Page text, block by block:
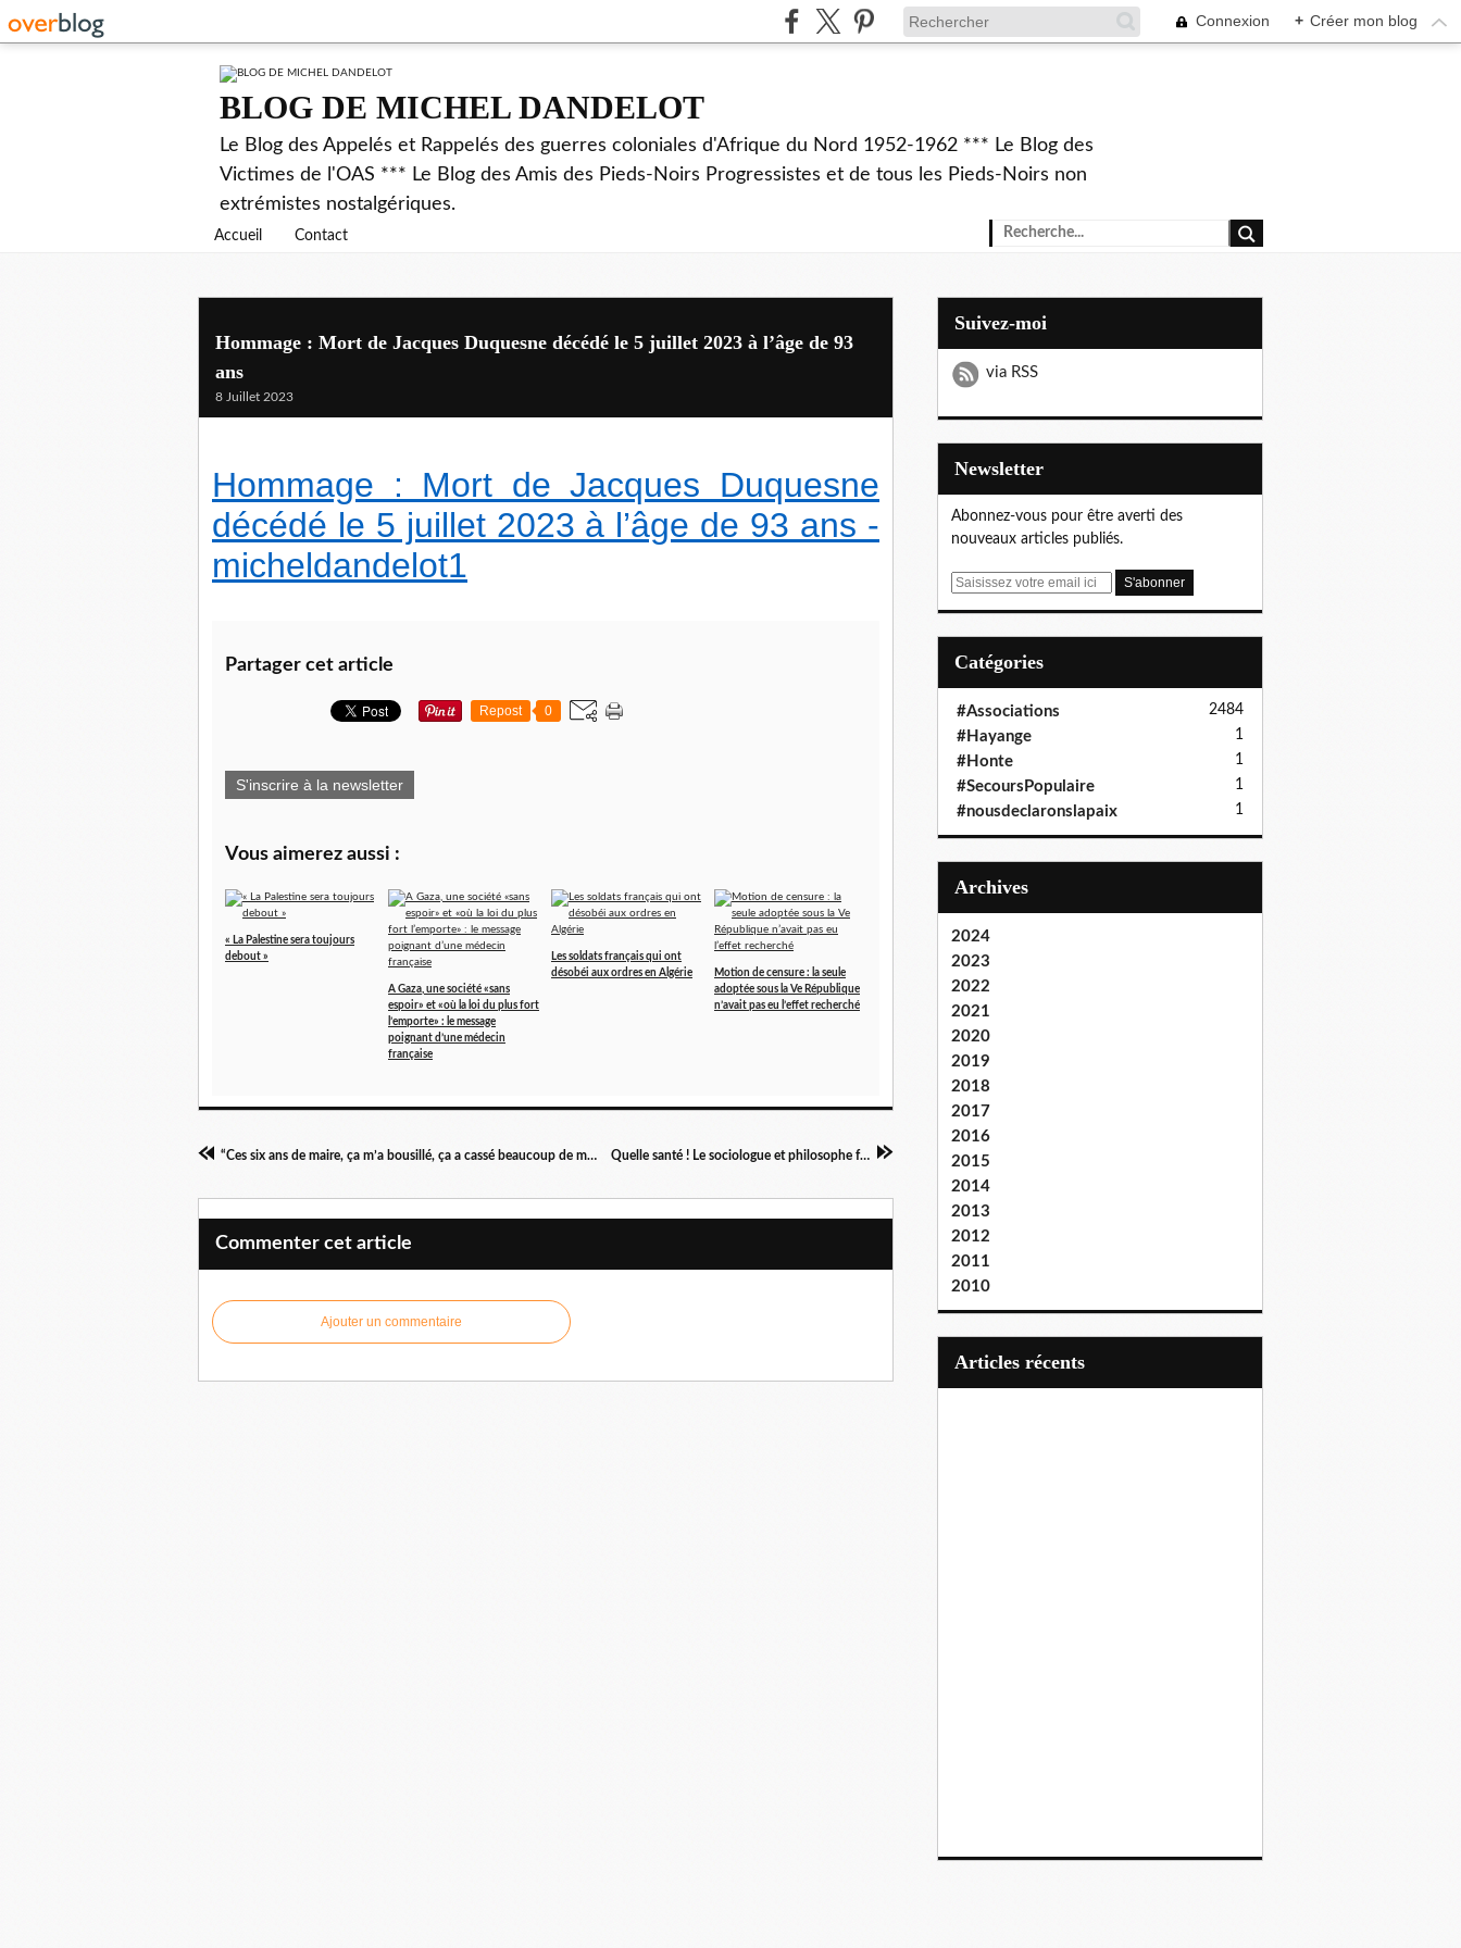
Connexion + Créer mon blog
BLOG DE MICHEL DANDELOT
Le Blog des Appelés et Rappelés des guerres coloniales d'Afrique du Nord 1952-1962 *** Le Blog des
Victimes de l'OAS *** Le Blog des Amis des Pieds-Noirs Progressistes et de tous les Pieds-Noirs non
extrémistes nostalgériques.
Accueil Contact
Hommage : Mort de Jacques Duquesne décédé le 5 juillet 2023 à l’âge de 93
ans
8 Juillet 2023
Hommage : Mort de Jacques Duquesne
décédé le 5 juillet 2023 à l’âge de 93 ans -
micheldandelot1
Partager cet article
Repost 0
S'inscrire à la newsletter
Vous aimerez aussi :
« La Palestine sera toujours
debout »
A Gaza, une société «sans
espoir» et «où la loi du plus fort
l’emporte» : le message
poignant d’une médecin
française
Les soldats français qui ont
désobéi aux ordres en Algérie
Motion de censure : la seule
adoptée sous la Ve République
n’avait pas eu l’effet recherché
“Ces six ans de maire, ça m’a bousillé, ça a cassé beaucoup de mes certitudes.” Le maire de Béziers, classé à l’extrême droite, s’est livré à sa propre remise en question Quelle santé ! Le sociologue et philosophe français Edgar Morin fête son 102e anniversaire ce samedi 8 juillet 2023
Commenter cet article
Ajouter un commentaire
Suivez-moi
via RSS
Newsletter
Abonnez-vous pour être averti des
nouveaux articles publiés.
E
Catégories
#Associations 2484
#Hayange 1
#Honte 1
#SecoursPopulaire 1
#nousdeclaronslapaix 1
Archives
2024
2023
2022
2021
2020
2019
2018
2017
2016
2015
2014
2013
2012
2011
2010
articles récents